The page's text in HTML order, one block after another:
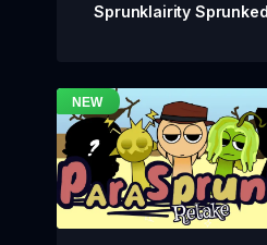
Sprunklairity Sprunked